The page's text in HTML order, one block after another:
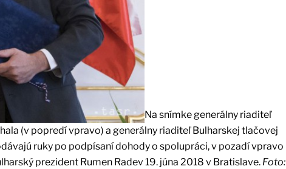
Na snímke generálny riaditeľ
(v popredí vpravo) a generálny riaditeľ Bulharskej tlačovej
ruky po podpísaní dohody o spolupráci, v pozadí vpravo
prezident Rumen Radev 19. júna 2018 v Bratislave. Foto: